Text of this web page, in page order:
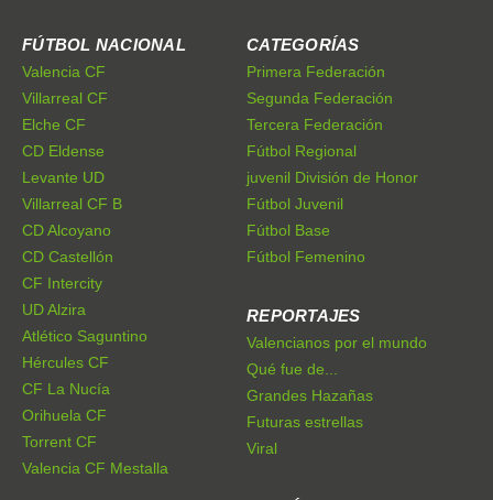
FÚTBOL NACIONAL
Valencia CF
Villarreal CF
Elche CF
CD Eldense
Levante UD
Villarreal CF B
CD Alcoyano
CD Castellón
CF Intercity
UD Alzira
Atlético Saguntino
Hércules CF
CF La Nucía
Orihuela CF
Torrent CF
Valencia CF Mestalla
CATEGORÍAS
Primera Federación
Segunda Federación
Tercera Federación
Fútbol Regional
juvenil División de Honor
Fútbol Juvenil
Fútbol Base
Fútbol Femenino
REPORTAJES
Valencianos por el mundo
Qué fue de...
Grandes Hazañas
Futuras estrellas
Viral